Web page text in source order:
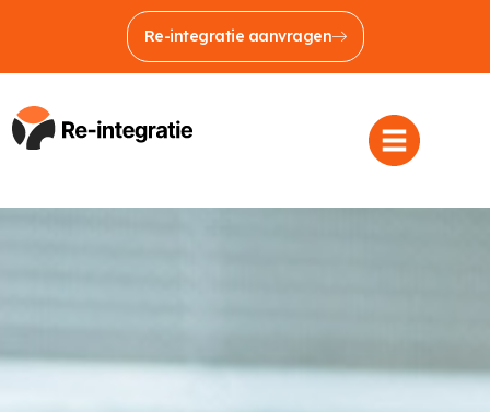
Re-integratie aanvragen